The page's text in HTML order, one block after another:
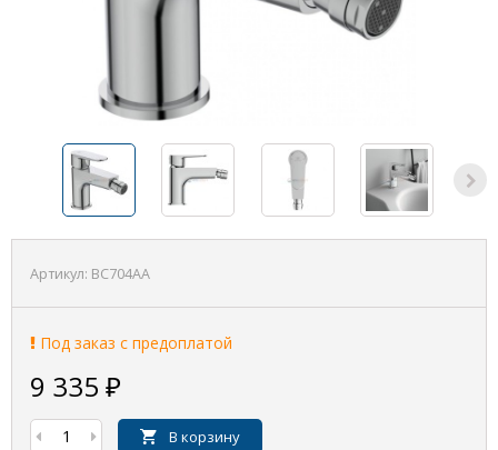
Артикул: BC704AA
Под заказ с предоплатой
9 335 ₽
В корзину